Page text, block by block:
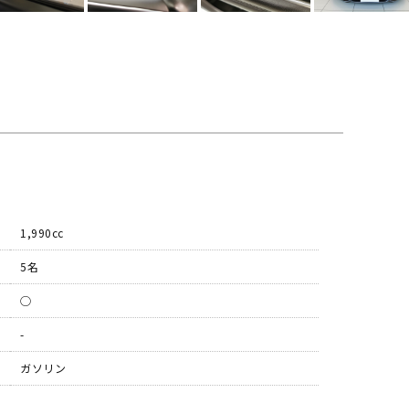
1,990cc
5名
◯
-
ガソリン